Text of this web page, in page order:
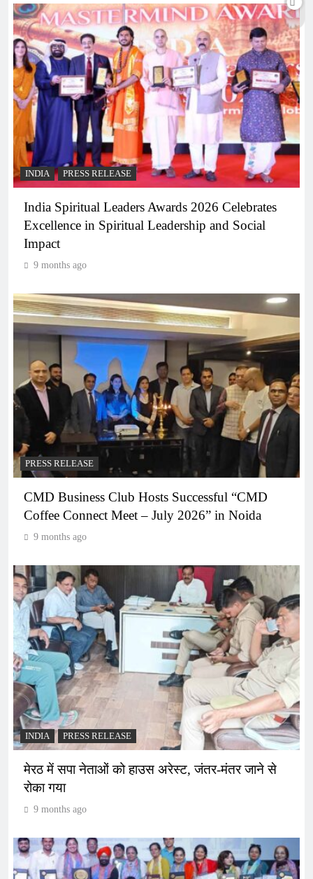
INDIA PRESS RELEASE
India Spiritual Leaders Awards 2026 Celebrates
Excellence in Spiritual Leadership and Social
Impact
9 months ago
PRESS RELEASE
CMD Business Club Hosts Successful “CMD
Coffee Connect Meet – July 2026” in Noida
9 months ago
INDIA PRESS RELEASE
मेरठ में सपा नेताओं को हाउस अरेस्ट, जंतर-मंतर जाने से
रोका गया
9 months ago